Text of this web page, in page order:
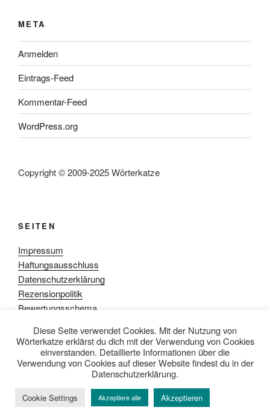
META
Anmelden
Eintrags-Feed
Kommentar-Feed
WordPress.org
Copyright © 2009-2025 Wörterkatze
SEITEN
Impressum
Haftungsausschluss
Datenschutzerklärung
Rezensionpolitik
Bewertungsschema
Mit Stolz präsentiert von WordPress
Diese Seite verwendet Cookies. Mit der Nutzung von
Wörterkatze erklärst du dich mit der Verwendung von Cookies
einverstanden. Detaillierte Informationen über die
Verwendung von Cookies auf dieser Website findest du in der
Datenschutzerklärung.
Cookie Settings Akzeptiere alle Akzeptieren